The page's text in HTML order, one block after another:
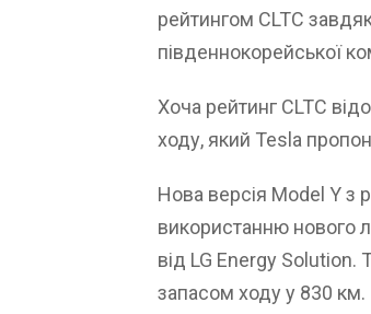
рейтингом CLTC
південнокорейської
Хоча рейтинг CLTC
ходу, який Tesla
Нова версія Model Y
використанню нового
від LG Energy
запасом ходу у 830 км.